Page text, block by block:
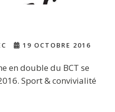
19 OCTOBRE 2016
en double du BCT se
Sport & convivialité